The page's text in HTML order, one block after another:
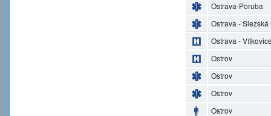
Ostrava-Poruba
Ostrava - Slezská
Ostrava -
Ostrov
Ostrov
Ostrov
Ostrov